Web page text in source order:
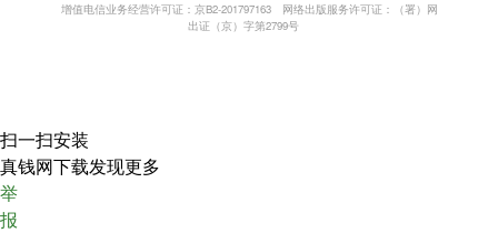
增值电信业务经营许可证：京B2-201797163
网络出版服务许可证：（署）网
出证（京）字第2799号
扫一扫安装
真钱网下载发现更多
举
报